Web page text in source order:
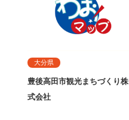
大分県
豊後高田市観光まちづくり株
式会社